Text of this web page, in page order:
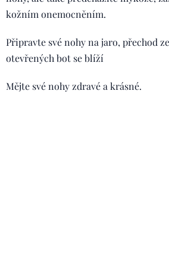
kožním onemocněním.
Připravte své nohy na jaro, přechod
otevřených bot se blíží 🙂
Mějte své nohy zdravé a krásné.